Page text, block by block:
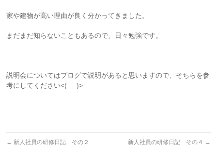
家や建物が高い理由が良く分かってきました。
まだまだ知らないこともあるので、日々勉強です。
説明会についてはブログで説明があると思いますので、そちらを参
考にしてください<(_ _)>
← 新人社員の研修日記 その２ 新人社員の研修日記 その４ →